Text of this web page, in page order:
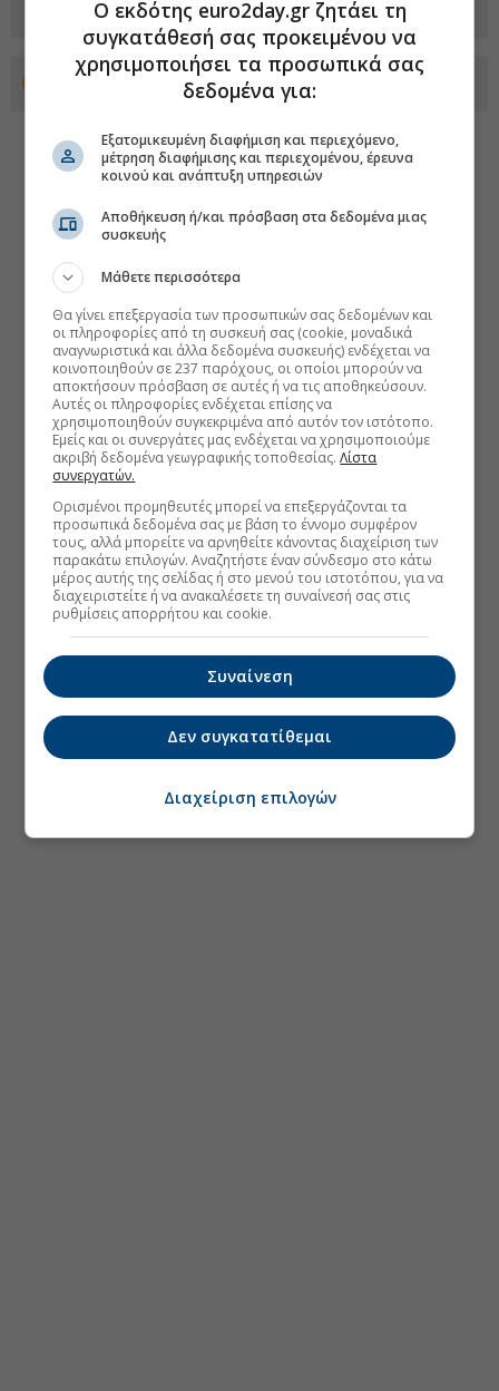
Προσθέστε το euro2day.gr στο Discover
Ο εκδότης euro2day.gr ζητάει τη
συγκατάθεσή σας προκειμένου να
χρησιμοποιήσει τα προσωπικά σας
δεδομένα για:
Εξατομικευμένη διαφήμιση και περιεχόμενο,
μέτρηση διαφήμισης και περιεχομένου, έρευνα
κοινού και ανάπτυξη υπηρεσιών
Αποθήκευση ή/και πρόσβαση στα δεδομένα μιας
συσκευής
Μάθετε περισσότερα
Θα γίνει επεξεργασία των προσωπικών σας δεδομένων και
οι πληροφορίες από τη συσκευή σας (cookie, μοναδικά
αναγνωριστικά και άλλα δεδομένα συσκευής) ενδέχεται να
κοινοποιηθούν σε 237 παρόχους, οι οποίοι μπορούν να
αποκτήσουν πρόσβαση σε αυτές ή να τις αποθηκεύσουν.
Αυτές οι πληροφορίες ενδέχεται επίσης να
χρησιμοποιηθούν συγκεκριμένα από αυτόν τον ιστότοπο.
Εμείς και οι συνεργάτες μας ενδέχεται να χρησιμοποιούμε
ακριβή δεδομένα γεωγραφικής τοποθεσίας.Λίστα
συνεργατών.
Ορισμένοι προμηθευτές μπορεί να επεξεργάζονται τα
προσωπικά δεδομένα σας με βάση το έννομο συμφέρον
τους, αλλά μπορείτε να αρνηθείτε κάνοντας διαχείριση των
παρακάτω επιλογών. Αναζητήστε έναν σύνδεσμο στο κάτω
μέρος αυτής της σελίδας ή στο μενού του ιστοτόπου, για να
διαχειριστείτε ή να ανακαλέσετε τη συναίνεσή σας στις
ρυθμίσεις απορρήτου και cookie.
Συναίνεση
Δεν συγκατατίθεμαι
Διαχείριση επιλογών